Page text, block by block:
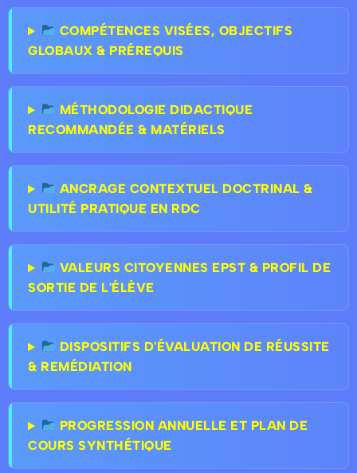
COMPÉTENCES VISÉES, OBJECTIFS
GLOBAUX & PRÉREQUIS
MÉTHODOLOGIE DIDACTIQUE
RECOMMANDÉE & MATÉRIELS
ANCRAGE CONTEXTUEL DOCTRINAL &
UTILITÉ PRATIQUE EN RDC
VALEURS CITOYENNES EPST & PROFIL DE
SORTIE DE L'ÉLÈVE
DISPOSITIFS D'ÉVALUATION DE RÉUSSITE
& REMÉDIATION
PROGRESSION ANNUELLE ET PLAN DE
COURS SYNTHÉTIQUE